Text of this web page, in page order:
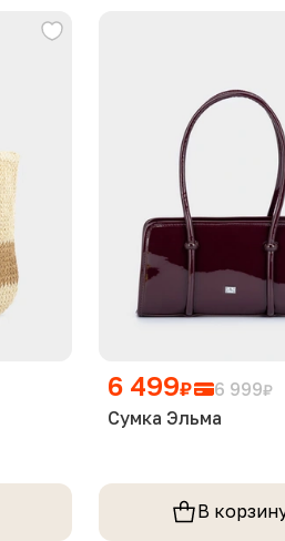
6 499₽ 6 999₽
Сумка Эльма
В